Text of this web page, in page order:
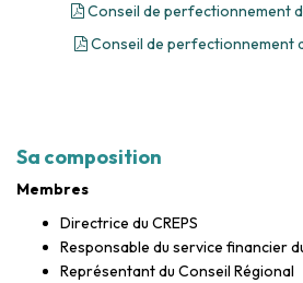
Conseil de perfectionnement
Conseil de perfectionnement
Sa composition
Membres
Directrice du CREPS
Responsable du service financier
Représentant du Conseil Régional